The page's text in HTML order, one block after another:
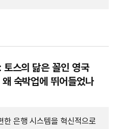
토스의 닮은 꼴인 영국
숙박업에 뛰어들었나
한 은행 시스템을 혁신적으로